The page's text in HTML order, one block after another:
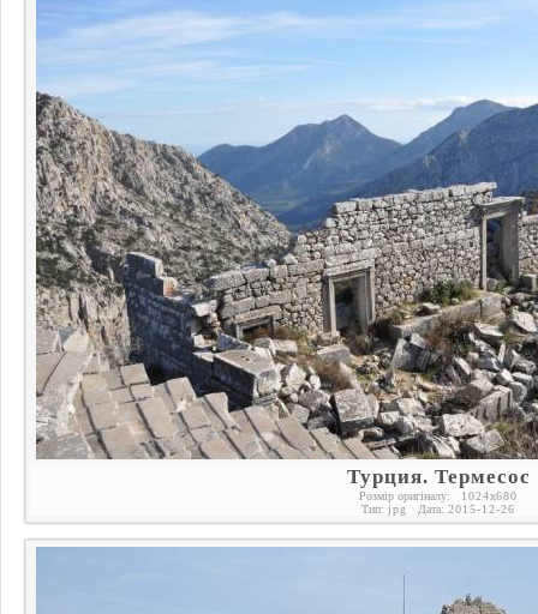
Турция. Термесос
Розмір оригіналу: 1024x680
Тип: jpg Дата: 2015-12-26